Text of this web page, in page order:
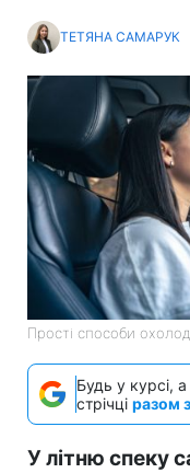
ТЕТЯНА САМАРУК
Прості способи
Будь у курсі,
стрічці разом
У літню спеку